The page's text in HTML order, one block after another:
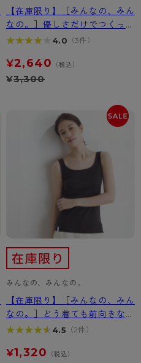
【在庫限り】［みんなの、みん
なの。］優しさだけでつくった
カップ付インナー
★★★★★
★★★★★ 4.0 （3件）
¥2,640 （税込）
¥3,300
みんなの、みんなの。
【在庫限り】［みんなの、みん
なの。］どう着ても前向きなタ
ンクトップ
★★★★★
★★★★★ 4.5 （2件）
¥1,320 （税込）